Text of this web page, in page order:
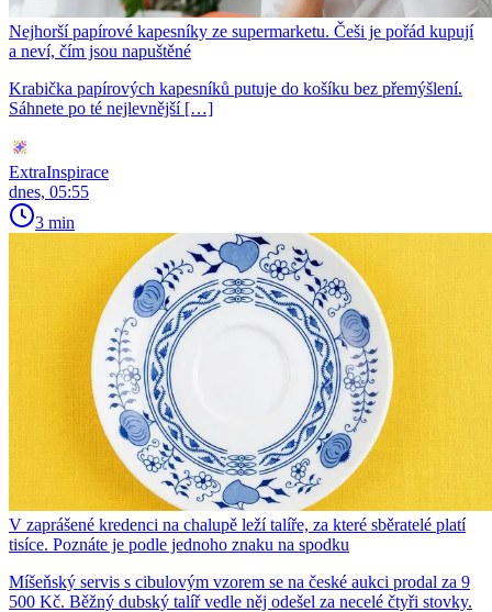
Nejhorší papírové kapesníky ze supermarketu. Češi je pořád kupují
a neví, čím jsou napuštěné
Krabička papírových kapesníků putuje do košíku bez přemýšlení.
Sáhnete po té nejlevnější […]
ExtraInspirace
dnes, 05:55
3 min
V zaprášené kredenci na chalupě leží talíře, za které sběratelé platí
tisíce. Poznáte je podle jednoho znaku na spodku
Míšeňský servis s cibulovým vzorem se na české aukci prodal za 9
500 Kč. Běžný dubský talíř vedle něj odešel za necelé čtyři stovky.